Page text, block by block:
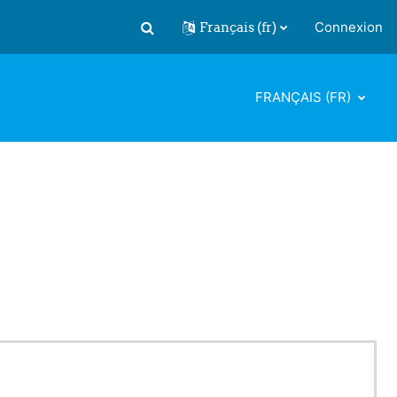
Activer/désactiver la saisie de
Français ‎(fr)‎ Connexion
FRANÇAIS ‎(FR)‎